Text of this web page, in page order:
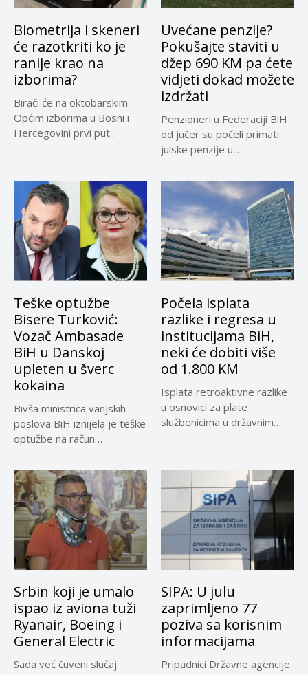
Biometrija i skeneri
će razotkriti ko je
ranije krao na
izborima?
Birači će na oktobarskim
Općim izborima u Bosni i
Hercegovini prvi put...
Uvećane penzije?
Pokušajte staviti u
džep 690 KM pa ćete
vidjeti dokad možete
izdržati
Penzioneri u Federaciji BiH
od jučer su počeli primati
julske penzije u...
Teške optužbe
Bisere Turković:
Vozač Ambasade
BiH u Danskoj
upleten u šverc
kokaina
Bivša ministrica vanjskih
poslova BiH iznijela je teške
optužbe na račun
Počela isplata
razlike i regresa u
institucijama BiH,
neki će dobiti više
od 1.800 KM
Isplata retroaktivne razlike
u osnovici za plate
službenicima u državnim
Srbin koji je umalo
ispao iz aviona tuži
Ryanair, Boeing i
General Electric
Sada već čuveni slučaj
SIPA: U julu
zaprimljeno 77
poziva sa korisnim
informacijama
Pripadnici Državne agencije